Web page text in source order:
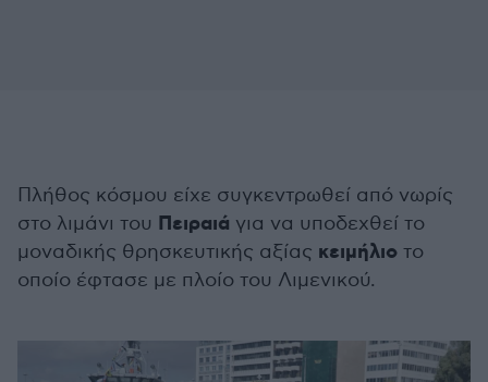
Πλήθος κόσμου είχε συγκεντρωθεί από νωρίς
στο λιμάνι του Πειραιά για να υποδεχθεί το
μοναδικής θρησκευτικής αξίας κειμήλιο το
οποίο έφτασε με πλοίο του Λιμενικού.